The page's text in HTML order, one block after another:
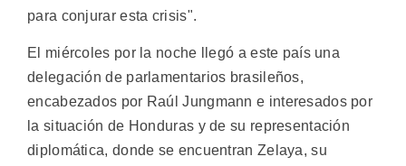
para conjurar esta crisis".
El miércoles por la noche llegó a este país una
delegación de parlamentarios brasileños,
encabezados por Raúl Jungmann e interesados por
la situación de Honduras y de su representación
diplomática, donde se encuentran Zelaya, su